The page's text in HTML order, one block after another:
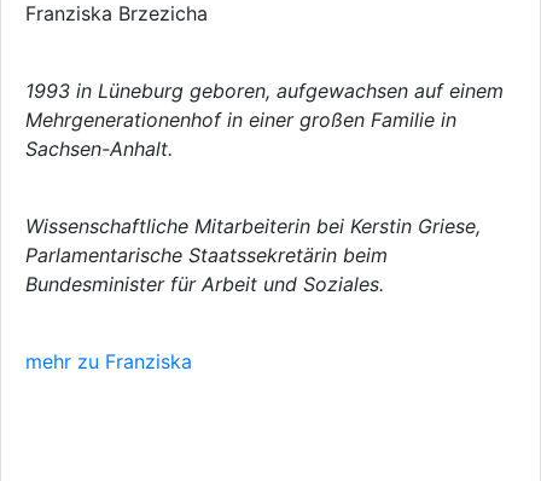
Franziska Brzezicha
1993 in Lüneburg geboren, aufgewachsen auf einem
Mehrgenerationenhof in einer großen Familie in
Sachsen-Anhalt.
Wissenschaftliche Mitarbeiterin bei Kerstin Griese,
Parlamentarische Staatssekretärin beim
Bundesminister für Arbeit und Soziales.
mehr zu Franziska